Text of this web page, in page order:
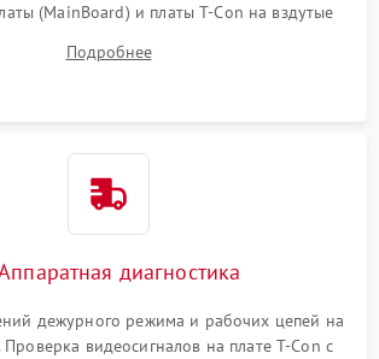
(MainBoard) и платы T-Con на вздутые
фиксации и целостности шлейфов.
Подробнее
диагностика
дежурного режима и рабочих цепей на
видеосигналов на плате T-Con с